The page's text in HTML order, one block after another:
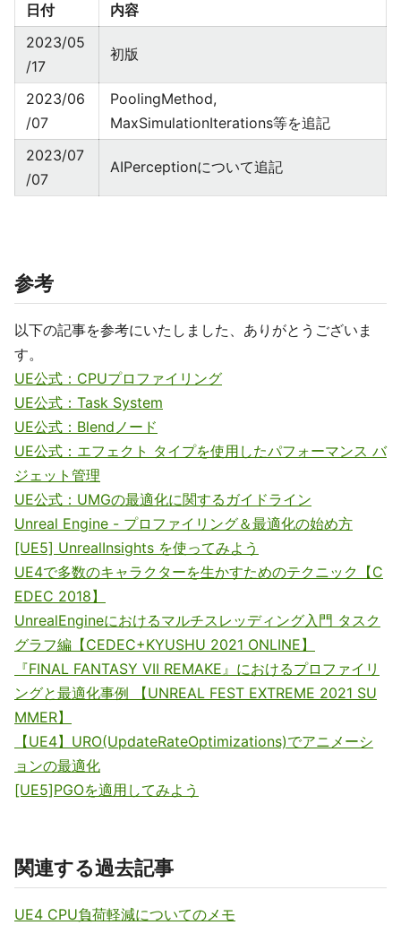
日付
内容
2023/05
/17
初版
2023/06
/07
PoolingMethod,
MaxSimulationIterations等を追記
2023/07
/07
AIPerceptionについて追記
参考
以下の記事を参考にいたしました、ありがとうございま
す。
UE公式：CPUプロファイリング
UE公式：Task System
UE公式：Blendノード
UE公式：エフェクト タイプを使用したパフォーマンス バ
ジェット管理
UE公式：UMGの最適化に関するガイドライン
Unreal Engine - プロファイリング＆最適化の始め方
[UE5] UnrealInsights を使ってみよう
UE4で多数のキャラクターを生かすためのテクニック【C
EDEC 2018】
UnrealEngineにおけるマルチスレッディング入門 タスク
グラフ編【CEDEC+KYUSHU 2021 ONLINE】
『FINAL FANTASY VII REMAKE』におけるプロファイリ
ングと最適化事例 【UNREAL FEST EXTREME 2021 SU
MMER】
【UE4】URO(UpdateRateOptimizations)でアニメーシ
ョンの最適化
[UE5]PGOを適用してみよう
関連する過去記事
UE4 CPU負荷軽減についてのメモ